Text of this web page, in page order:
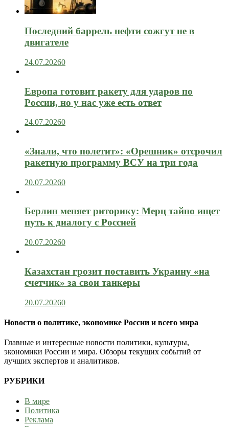
Последний баррель нефти сожгут не в
двигателе
24.07.20260
Европа готовит ракету для ударов по
России, но у нас уже есть ответ
24.07.20260
«Знали, что полетит»: «Орешник» отсрочил
ракетную программу ВСУ на три года
20.07.20260
Берлин меняет риторику: Мерц тайно ищет
путь к диалогу с Россией
20.07.20260
Казахстан грозит поставить Украину «на
счетчик» за свои танкеры
20.07.20260
Новости о политике, экономике России и всего мира
Главные и интересные новости политики, культуры,
экономики России и мира. Обзоры текущих событий от
лучших экспертов и аналитиков.
РУБРИКИ
В мире
Политика
Реклама